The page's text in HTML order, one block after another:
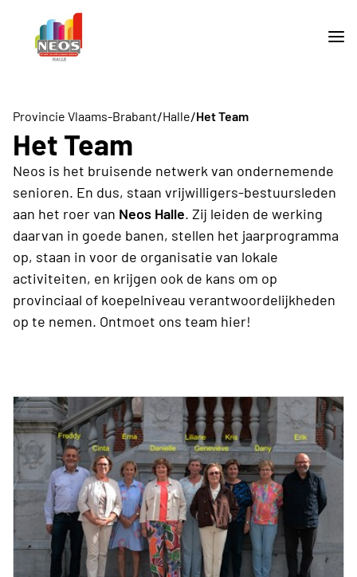
Provincie Vlaams-Brabant/Halle/Het Team
Het Team
Neos is het bruisende netwerk van ondernemende
senioren. En dus, staan vrijwilligers-bestuursleden
aan het roer van Neos Halle. Zij leiden de werking
daarvan in goede banen, stellen het jaarprogramma
op, staan in voor de organisatie van lokale
activiteiten, en krijgen ook de kans om op
provinciaal of koepelniveau verantwoordelijkheden
op te nemen. Ontmoet ons team hier!